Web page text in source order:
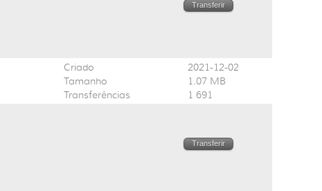
Transferir
Criado
Tamanho
Transferências
2021-12-02
1.07 MB
1 691
Transferir